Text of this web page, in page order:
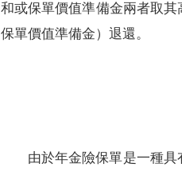
和或保單價值準備金兩者取
保單價值準備金）退還。
由於年金險保單是一種